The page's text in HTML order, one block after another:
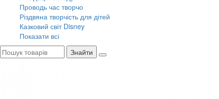
Проводь час творчо
Різдвяна творчість для дітей
Казковий світ Disney
Показати всі
Знайти